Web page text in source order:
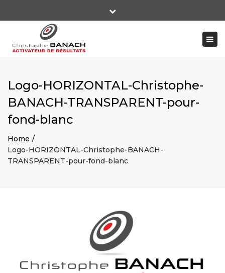
contact@christophebanach-performer.fr
Close
Logo-HORIZONTAL-Christophe-
BANACH-TRANSPARENT-pour-
fond-blanc
Home
Logo-HORIZONTAL-Christophe-BANACH-
TRANSPARENT-pour-fond-blanc